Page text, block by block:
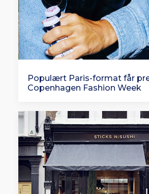
Populært Paris-format får
Copenhagen Fashion Week